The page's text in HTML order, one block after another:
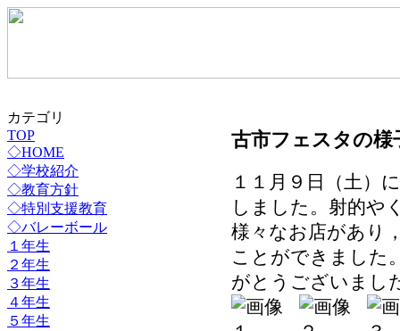
カテゴリ
TOP
◇HOME
◇学校紹介
◇教育方針
◇特別支援教育
◇バレーボール
１年生
２年生
３年生
４年生
５年生
古市フェスタの様
１１月９日（土）
しました。射的や
様々なお店があり
ことができました
がとうございまし